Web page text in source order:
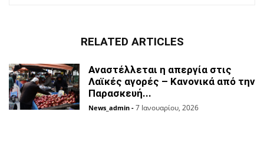
RELATED ARTICLES
Αναστέλλεται η απεργία στις
Λαϊκές αγορές – Κανονικά από την
Παρασκευή...
News_admin - 7 Ιανουαρίου, 2026